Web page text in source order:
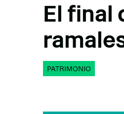
El final
PATRIMONIO